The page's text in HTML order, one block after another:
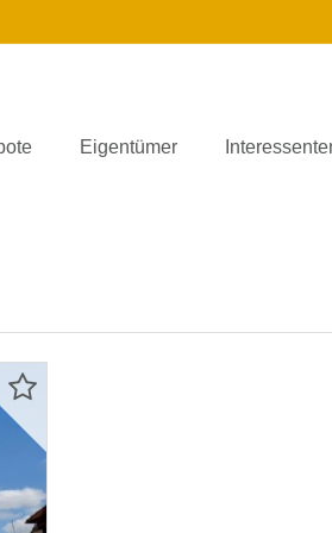
Eigentümer